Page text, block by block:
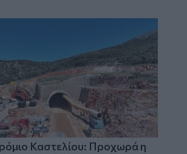
Καστελίου: Προχωρά η